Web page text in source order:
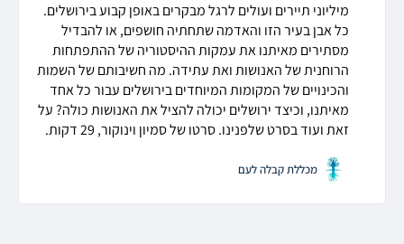
מיליוני תיירים ועולים לרגל מבקרים באופן קבוע בירושלים.
כל אבן בעיר הזו והאדמה שתחתיה חושפים, או להבדיל
מסתירים מאיתנו את עמקות ההיסטוריה של ההתפתחות
הרוחנית של האנושות ואת עתידה. מה חשיבותם של השמות
והכינויים של המקומות המיוחדים בירושלים עבור כל אחד
מאיתנו, וכיצד ירושלים יכולה להציל את האנושות כולה? על
זאת ועוד בסרט שלפנינו. סרטו של סמיון וינוקור, 29 דקות.
מכללת קבלה לעם